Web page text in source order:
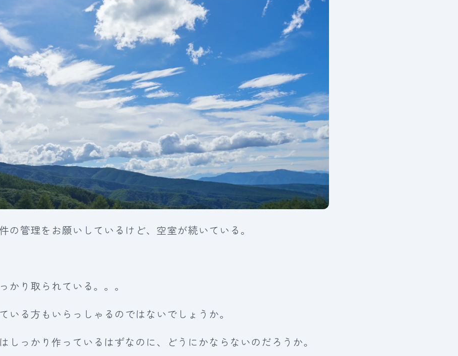
の管理をお願いしているけど、空室が続いている。
かり取られている。。。
いる方もいらっしゃるのではないでしょうか。
しっかり作っているはずなのに、どうにかならないのだろうか。